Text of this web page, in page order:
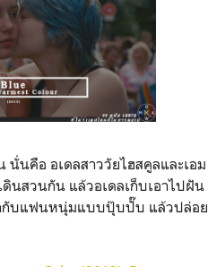
นั่นคือ อเดลสาววัยไฮสคูลและเอม
นสวนกัน แล้วอเดลเก็บเอาไปฝัน
กับแฟนหนุ่มแบบปุ๊บปั๊บ แล้วปล่อย